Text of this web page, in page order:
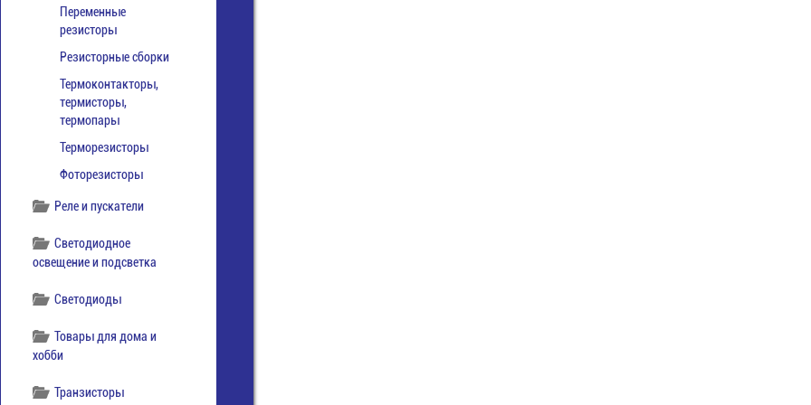
Переменные
резисторы
Резисторные сборки
Термоконтакторы,
термисторы,
термопары
Терморезисторы
Фоторезисторы
Реле и пускатели
Светодиодное
освещение и подсветка
Светодиоды
Товары для дома и
хобби
Транзисторы